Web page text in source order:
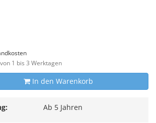
1 bis 3 Werktagen
In den Warenkorb
Ab 5 Jahren